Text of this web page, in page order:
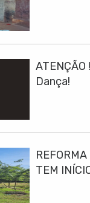
Dança!
TEM